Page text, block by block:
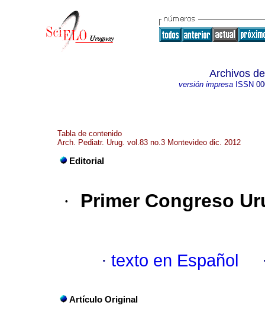
Archivos
versión impresaISSN
Tabla de contenido
Arch. Pediatr. Urug. vol.83 no.3 Montevideo dic. 2012
Editorial
· Primer Congreso
· texto en Español
Artículo Original